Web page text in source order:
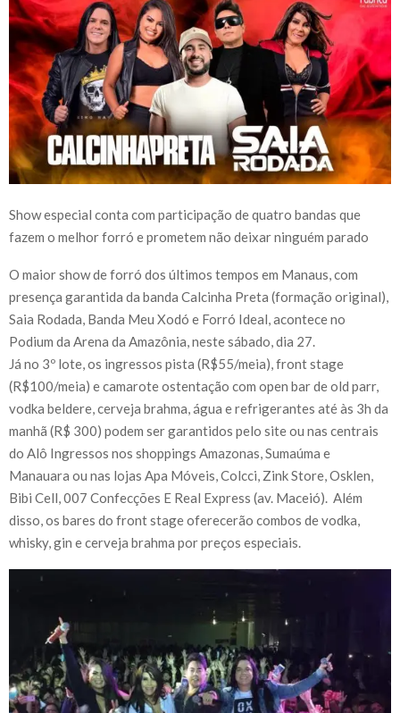
Show especial conta com participação de quatro bandas que
fazem o melhor forró e prometem não deixar ninguém parado
O maior show de forró dos últimos tempos em Manaus, com
presença garantida da banda Calcinha Preta (formação original),
Saia Rodada, Banda Meu Xodó e Forró Ideal, acontece no
Podium da Arena da Amazônia, neste sábado, dia 27.
Já no 3º lote, os ingressos pista (R$55/meia), front stage
(R$100/meia) e camarote ostentação com open bar de old parr,
vodka beldere, cerveja brahma, água e refrigerantes até às 3h da
manhã (R$ 300) podem ser garantidos pelo site ou nas centrais
do Alô Ingressos nos shoppings Amazonas, Sumaúma e
Manauara ou nas lojas Apa Móveis, Colcci, Zink Store, Osklen,
Bibi Cell, 007 Confecções E Real Express (av. Maceió). Além
disso, os bares do front stage oferecerão combos de vodka,
whisky, gin e cerveja brahma por preços especiais.